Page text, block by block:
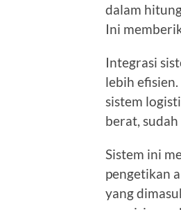
dalam
Ini
Integrasi
lebih
sistem
berat,
Sistem ini
pengetikan
yang